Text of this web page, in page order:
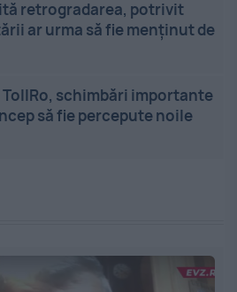
retrogradarea, potrivit
ar urma să fie menținut de
schimbări importante
să fie percepute noile